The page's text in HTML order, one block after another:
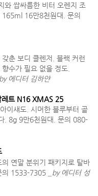
와 쌉싸름한 비터 오렌지 조
165ml 16만8천원대. 문의
춘 보디 클렌저. 블랙 커런
수가 필요 없을 정도.
에디터 김하얀
레트 N16 XMAS 25
이섀도. 시머한 블루부터 골
. 8g 9만6천원대. 문의 080-
연말 분위기 패키지로 탈바
의 1533-7305 _by 에디터 성